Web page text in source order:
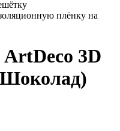
плёнку на
ArtDeco 3D